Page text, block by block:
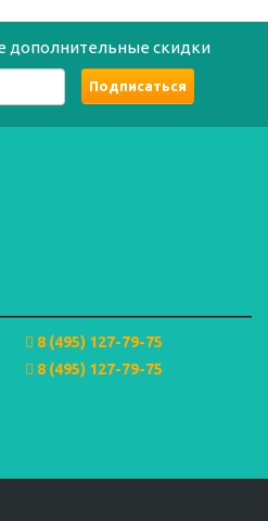
дополнительные скидки
8 (495) 127-79-75
8 (495) 127-79-75